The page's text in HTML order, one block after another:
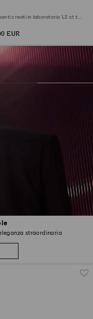
straordinaria
solitario Eternity
creati in laboratorio 1,2 ct tw,
EUR